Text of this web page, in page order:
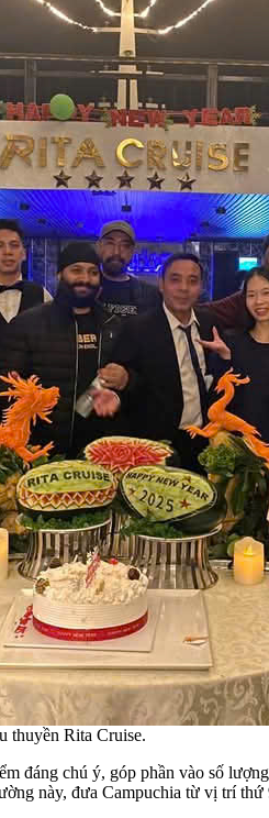
thuyền Rita Cruise.
đáng chú ý, góp phần vào số
này, đưa Campuchia từ vị trí